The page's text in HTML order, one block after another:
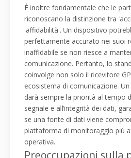
È inoltre fondamentale che le
riconoscano la distinzione tra
'affidabilità'. Un dispositivo
perfettamente accurato nei suoi
inaffidabile se non riesce a
comunicazione. Pertanto, lo
coinvolge non solo il ricevitore
ecosistema di comunicazione.
darà sempre la priorità al tempo
segnale e all’integrità dei dati,
se una fonte di dati viene
piattaforma di monitoraggio più
operativa.
Preoccupazioni sulla